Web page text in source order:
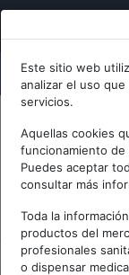
Este sitio web
analizar el uso
servicios.
Aquellas cookies
funcionamiento
Puedes aceptar
consultar más
Toda la
productos del
profesionales
o dispensar